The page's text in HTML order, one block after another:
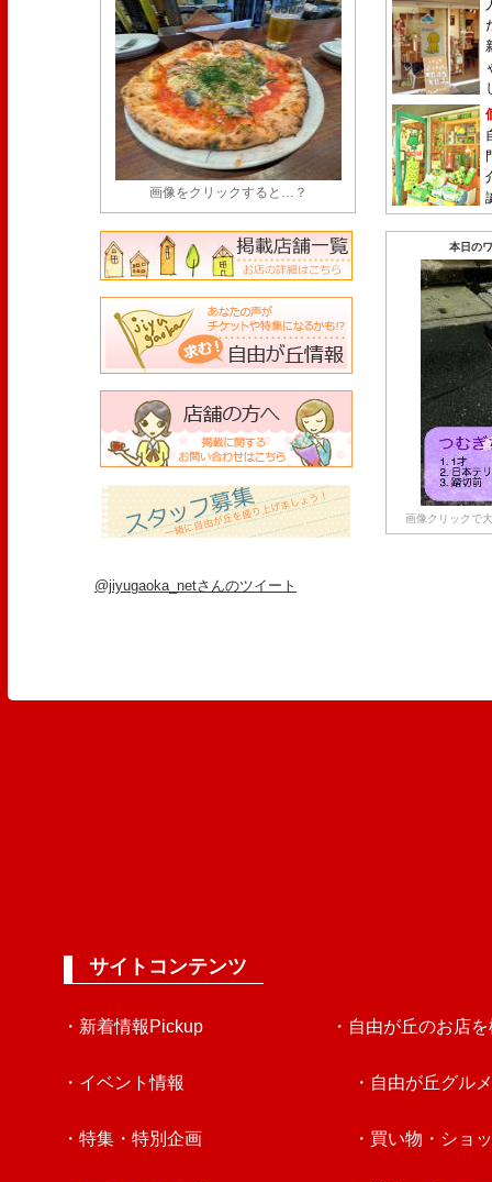
画像をクリックすると…？
本日の
画像クリックで
@jiyugaoka_netさんのツイート
サイトコンテンツ
・新着情報Pickup
・イベント情報
・特集・特別企画
・自由が丘のお店
・自由が丘グルメ
・買い物・ショ